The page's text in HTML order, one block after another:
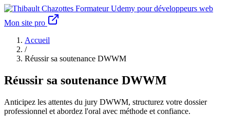
Formateur Udemy pour développeurs web
Mon site pro
Accueil
/
Réussir sa soutenance DWWM
Réussir sa soutenance DWWM
Anticipez les attentes du jury DWWM, structurez votre dossier
professionnel et abordez l'oral avec méthode et confiance.